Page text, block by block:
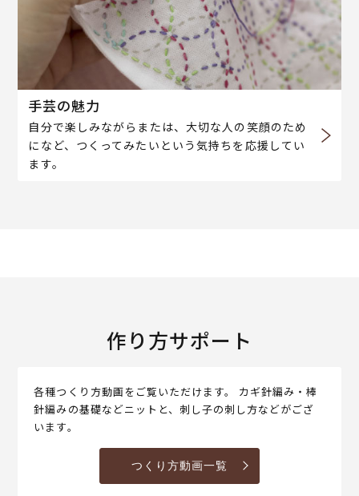
手芸の魅力
自分で楽しみながらまたは、大切な人の笑顔のため
になど、つくってみたいという気持ちを応援してい
ます。
作り方サポート
各種つくり方動画をご覧いただけます。 カギ針編み・棒
針編みの基礎などニットと、刺し子の刺し方などがござ
います。
つくり方動画一覧